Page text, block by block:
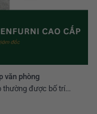
văn phòng
thường được bố trí...